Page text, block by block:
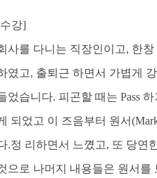
강]
사를 다니는 직장인이고, 한
였고, 출퇴근 하면서 가볍게
었습니다. 피곤할 때는 Pass
되었고 이 즈음부터 원서
.정 리하면서 느꼈고, 또 당연
으로 나머지 내용들은 원서를